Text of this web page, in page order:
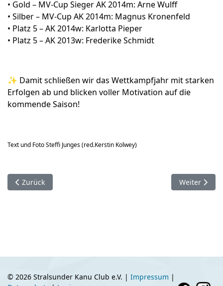
• Gold – MV-Cup Sieger AK 2014m: Arne Wulff
• Silber – MV-Cup AK 2014m: Magnus Kronenfeld
• Platz 5 – AK 2014w: Karlotta Pieper
• Platz 5 – AK 2013w: Frederike Schmidt
✨ Damit schließen wir das Wettkampfjahr mit starken
Erfolgen ab und blicken voller Motivation auf die
kommende Saison!
Text und Foto Steffi Junges (red.Kerstin Kolwey)
Vorheriger Beitrag: Sportlerehrung 2025
Zurück Nächster
Weiter
© 2026 Stralsunder Kanu Club e.V. | Impressum |